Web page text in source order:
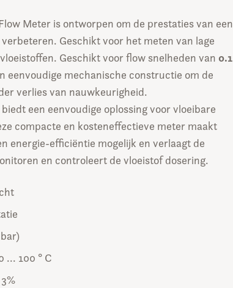
Meter is ontworpen om de prestaties van een
Geschikt voor het meten van lage
Geschikt voor flow snelheden van 0.1
eenvoudige mechanische constructie om de
verlies van nauwkeurigheid.
een eenvoudige oplossing voor vloeibare
compacte en kosteneffectieve meter maakt
energie-efficiëntie mogelijk en verlaagt de
en controleert de vloeistof dosering.
... 100 ° C